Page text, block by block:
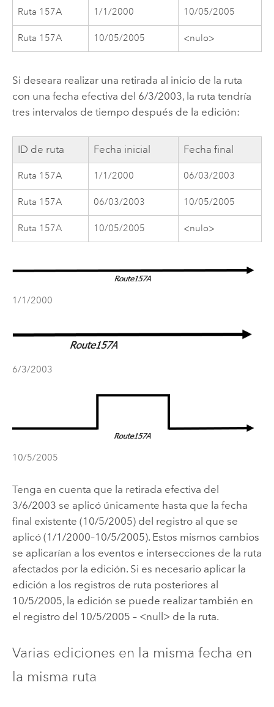
Ruta 157A 1/1/2000 10/05/2005
Ruta 157A 10/05/2005 <nulo>
Si deseara realizar una retirada al inicio de la ruta
con una fecha efectiva del 6/3/2003, la ruta tendría
tres intervalos de tiempo después de la edición:
ID de ruta Fecha inicial Fecha final
Ruta 157A 1/1/2000 06/03/2003
Ruta 157A 06/03/2003 10/05/2005
Ruta 157A 10/05/2005 <nulo>
1/1/2000
6/3/2003
10/5/2005
Tenga en cuenta que la retirada efectiva del
3/6/2003 se aplicó únicamente hasta que la fecha
final existente (10/5/2005) del registro al que se
aplicó (1/1/2000–10/5/2005). Estos mismos cambios
se aplicarían a los eventos e intersecciones de la ruta
afectados por la edición. Si es necesario aplicar la
edición a los registros de ruta posteriores al
10/5/2005, la edición se puede realizar también en
el registro del 10/5/2005 – <null> de la ruta.
Varias ediciones en la misma fecha en
la misma ruta